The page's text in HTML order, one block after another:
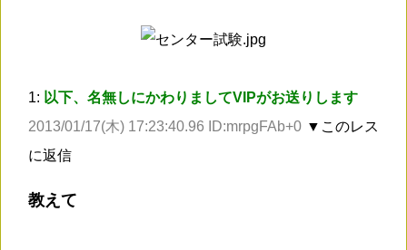
1: 以下、名無しにかわりましてVIPがお送りします
2013/01/17(木) 17:23:40.96 ID:mrpgFAb+0 ▼このレス
に返信
教えて